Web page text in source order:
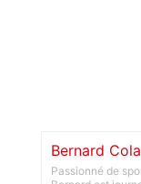
Bernard
Passionné de